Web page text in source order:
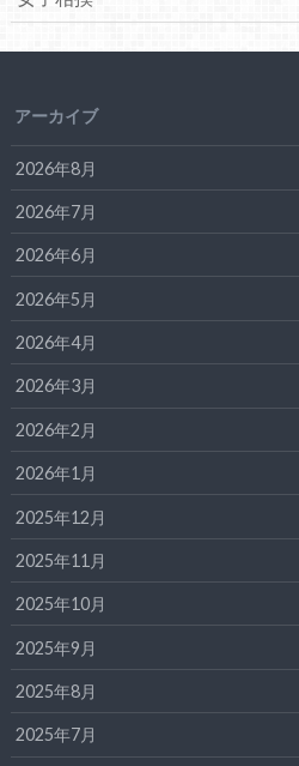
アーカイブ
2026年8月
2026年7月
2026年6月
2026年5月
2026年4月
2026年3月
2026年2月
2026年1月
2025年12月
2025年11月
2025年10月
2025年9月
2025年8月
2025年7月